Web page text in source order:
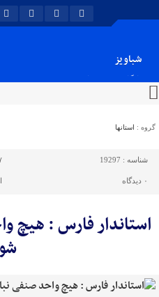
شباویز
گروه : استانها
شناسه : 19297 ۰۷
۰ دیدگاه
استاندار فارس : هیچ